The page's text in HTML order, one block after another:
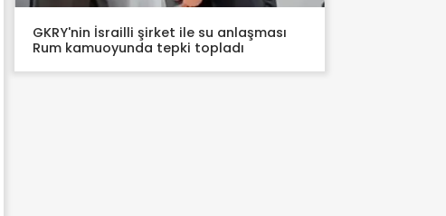
GKRY'nin İsrailli şirket ile su anlaşması
Rum kamuoyunda tepki topladı